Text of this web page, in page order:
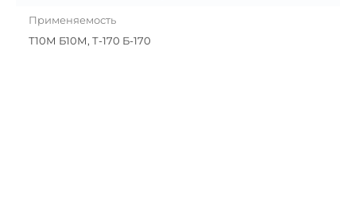
Применяемость
Т10М Б10М, Т-170 Б-170